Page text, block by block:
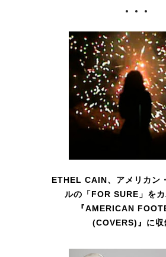
ETHEL CAIN、アメリカン
ルの「FOR SURE」
『AMERICAN
(COVERS)』に収